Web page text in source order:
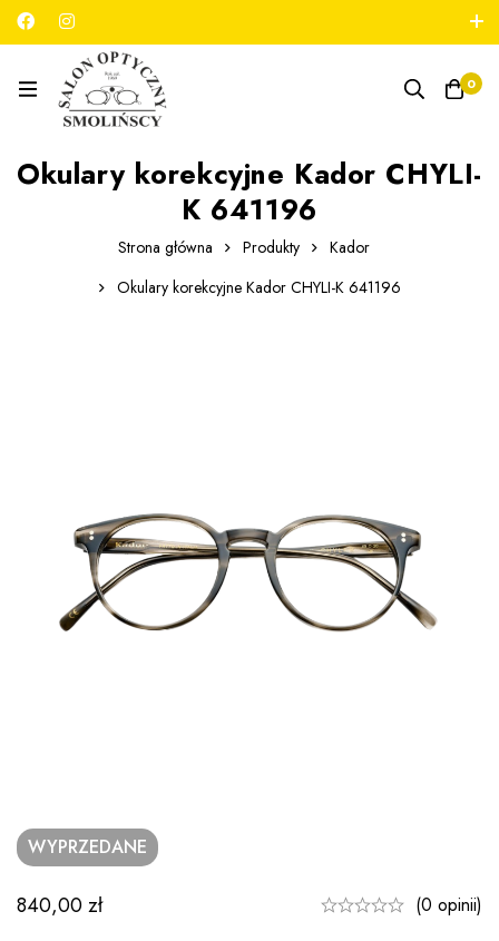
789 180 706
0
Okulary korekcyjne Kador CHYLI-
K 641196
Strona główna Produkty
Kador
Okulary korekcyjne Kador CHYLI-K 641196
WYPRZEDANE
840,00zł (0 opinii)